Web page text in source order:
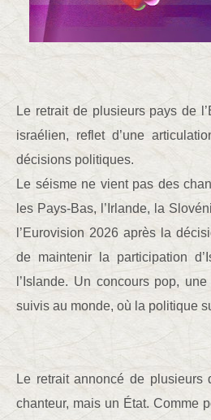
Le retrait de plusieurs pays de
israélien, reflet d’une
décisions politiques.
Le séisme ne vient pas des
les Pays-Bas, l’Irlande, la
l’Eurovision 2026 après la
de maintenir la participation
l’Islande. Un concours pop,
suivis au monde, où la politique
Le retrait annoncé de
chanteur, mais un État. Comme